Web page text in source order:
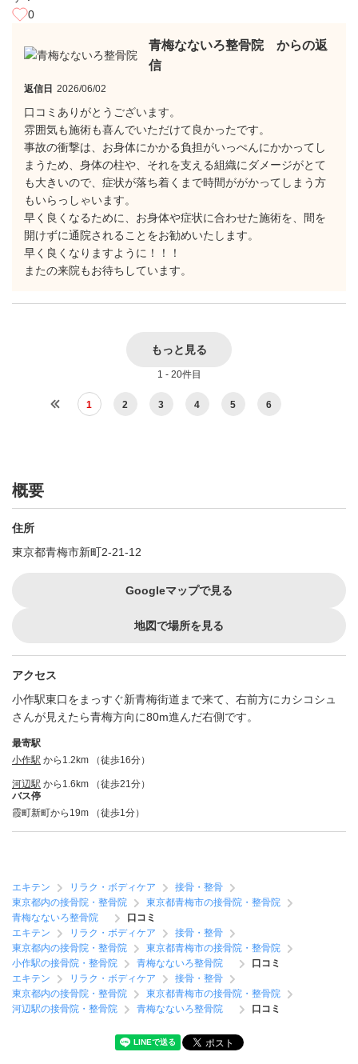
0
青梅なないろ整骨院 からの返
信
返信日 2026/06/02
口コミありがとうございます。
雰囲気も施術も喜んでいただけて良かったです。
事故の衝撃は、お身体にかかる負担がいっぺんにかかってし
まうため、身体の柱や、それを支える組織にダメージがとて
も大きいので、症状が落ち着くまで時間ががかってしまう方
もいらっしゃいます。
早く良くなるために、お身体や症状に合わせた施術を、間を
開けずに通院されることをお勧めいたします。
早く良くなりますように！！！
またの来院もお待ちしています。
もっと見る
1 - 20件目
1 2 3 4 5 6
概要
住所
東京都青梅市新町2-21-12
Googleマップで見る
地図で場所を見る
アクセス
小作駅東口をまっすぐ新青梅街道まで来て、右前方にカシコシュ
さんが見えたら青梅方向に80m進んだ右側です。
最寄駅
小作駅 から1.2km （徒歩16分）
河辺駅 から1.6km （徒歩21分）
バス停
霞町新町から19m （徒歩1分）
エキテン リラク・ボディケア
接骨・整骨
東京都内の接骨院・整骨院
東京都青梅市の接骨院・整骨院
青梅なないろ整骨院
口コミ
エキテン
リラク・ボディケア
接骨・整骨
東京都内の接骨院・整骨院
東京都青梅市の接骨院・整骨院
小作駅の接骨院・整骨院
青梅なないろ整骨院
口コミ
エキテン
リラク・ボディケア
接骨・整骨
東京都内の接骨院・整骨院
東京都青梅市の接骨院・整骨院
河辺駅の接骨院・整骨院
青梅なないろ整骨院 口コミ